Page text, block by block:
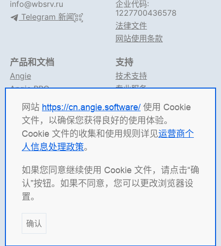
网站 https://cn.angie.software/ 使用 Cookie
文件，以确保您获得良好的使用体验。
Cookie 文件的收集和使用规则详见运营商个
人信息处理政策。
如果您同意继续使用 Cookie 文件，请点击“确
认”按钮。如果不同意，您可以更改浏览器设
置。
确认
info@wbsrv.ru
Telegram 新闻
企业代码:
1227700436578
法律文件
网站使用条款
产品和文档
Angie
Angie PRO
ANIC
Angie 文档
支持
技术支持
专业服务
论坛
Telegram 支持
Angie Software（有限责任公司 "Web Server"）是一家
俄罗斯 IT 公司，专注于高并发系统解决方案的开发。 我
们的产品包括：负载均衡平台Angie ADC
（应用交付控制
器）、Web 服务器Angie PRO，以及Angie Ingress
Controller
它基于 nginx 分叉开发，致力于在功能上超越原版。